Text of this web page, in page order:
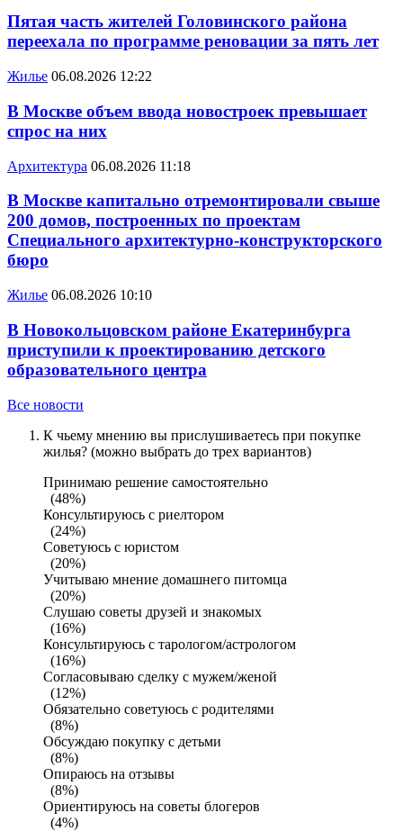
Пятая часть жителей Головинского района
переехала по программе реновации за пять лет
Жилье 06.08.2026 12:22
В Москве объем ввода новостроек превышает
спрос на них
Архитектура 06.08.2026 11:18
В Москве капитально отремонтировали свыше
200 домов, построенных по проектам
Специального архитектурно-конструкторского
бюро
Жилье 06.08.2026 10:10
В Новокольцовском районе Екатеринбурга
приступили к проектированию детского
образовательного центра
Все новости
К чьему мнению вы прислушиваетесь при покупке
жилья? (можно выбрать до трех вариантов)
Принимаю решение самостоятельно
(48%)
Консультируюсь с риелтором
(24%)
Советуюсь с юристом
(20%)
Учитываю мнение домашнего питомца
(20%)
Слушаю советы друзей и знакомых
(16%)
Консультируюсь с тарологом/астрологом
(16%)
Согласовываю сделку с мужем/женой
(12%)
Обязательно советуюсь с родителями
(8%)
Обсуждаю покупку с детьми
(8%)
Опираюсь на отзывы
(8%)
Ориентируюсь на советы блогеров
(4%)